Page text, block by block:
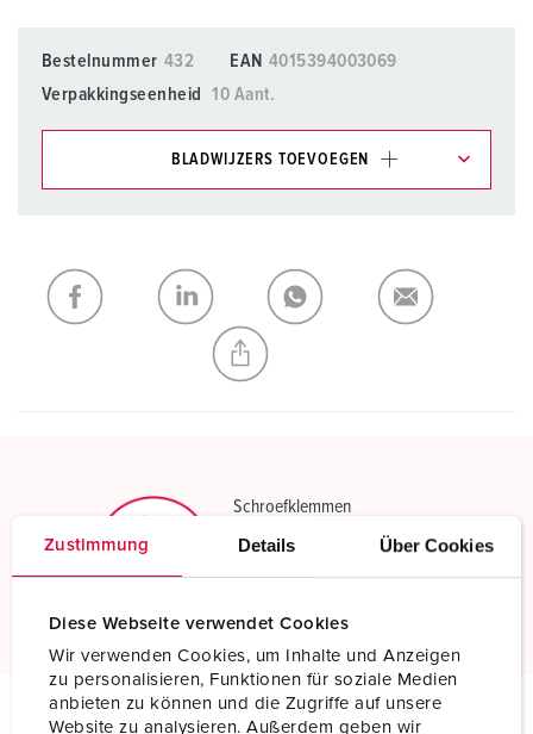
Zustimmung Details Über Cookies
Diese Webseite verwendet Cookies
Wir verwenden Cookies, um Inhalte und Anzeigen
zu personalisieren, Funktionen für soziale Medien
anbieten zu können und die Zugriffe auf unsere
Website zu analysieren. Außerdem geben wir
Bestelnummer 432 EAN 4015394003069
Verpakkingseenheid
10 Aant.
BLADWIJZERS TOEVOEGEN
Mijn lijst TOEVOEGEN
NIEUW LIJST MAKEN
Schroefklemmen
Standaard schroefklemmen